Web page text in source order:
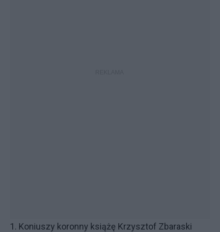
1. Koniuszy koronny książę Krzysztof Zbaraski